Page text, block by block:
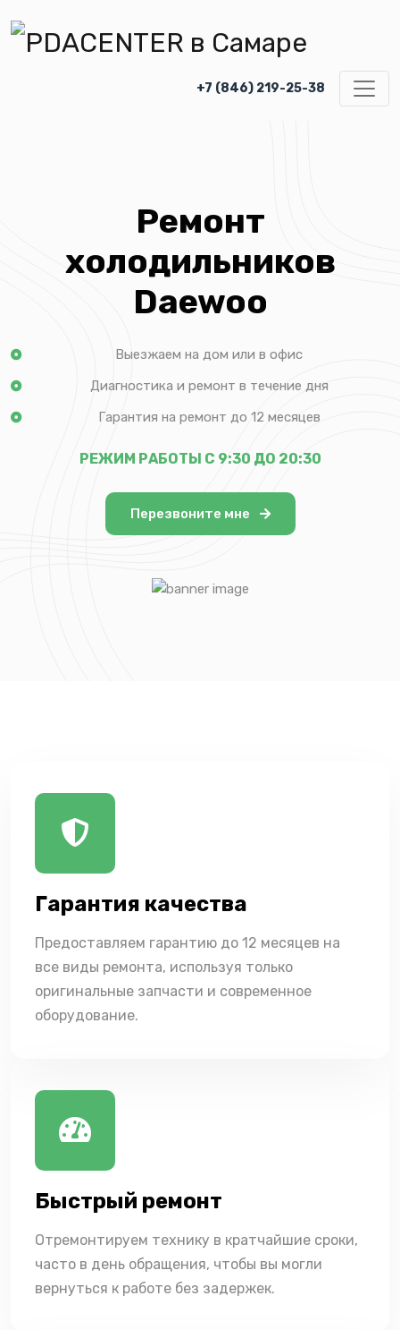
+7 (846) 219-25-38
Ремонт
холодильников
Daewoo
Выезжаем на дом или в офис
Диагностика и ремонт в течение дня
Гарантия на ремонт до 12 месяцев
РЕЖИМ РАБОТЫ С 9:30 ДО 20:30
Перезвоните мне
Гарантия качества
Предоставляем гарантию до 12 месяцев на
все виды ремонта, используя только
оригинальные запчасти и современное
оборудование.
Быстрый ремонт
Отремонтируем технику в кратчайшие сроки,
часто в день обращения, чтобы вы могли
вернуться к работе без задержек.